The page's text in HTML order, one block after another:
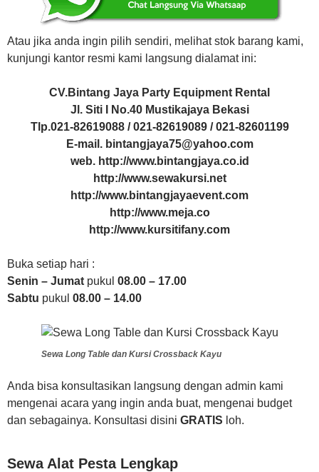
Atau jika anda ingin pilih sendiri, melihat stok barang kami,
kunjungi kantor resmi kami langsung dialamat ini:
CV.Bintang Jaya Party Equipment Rental
Jl. Siti I No.40 Mustikajaya Bekasi
Tlp.021-82619088 / 021-82619089 / 021-82601199
E-mail. bintangjaya75@yahoo.com
web. http://www.bintangjaya.co.id
http://www.sewakursi.net
http://www.bintangjayaevent.com
http://www.meja.co
http://www.kursitifany.com
Buka setiap hari :
Senin – Jumat pukul 08.00 – 17.00
Sabtu pukul 08.00 – 14.00
Sewa Long Table dan Kursi Crossback Kayu
Anda bisa konsultasikan langsung dengan admin kami
mengenai acara yang ingin anda buat, mengenai budget
dan sebagainya. Konsultasi disini GRATIS loh.
Sewa Alat Pesta Lengkap